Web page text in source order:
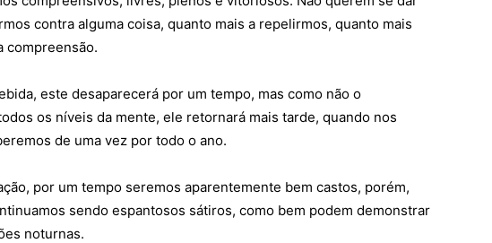
contra alguma coisa, quanto mais a repelirmos, quanto mais
compreensão.
este desaparecerá por um tempo, mas como não o
os níveis da mente, ele retornará mais tarde, quando nos
de uma vez por todo o ano.
por um tempo seremos aparentemente bem castos, porém,
sendo espantosos sátiros, como bem podem demonstrar
noturnas.